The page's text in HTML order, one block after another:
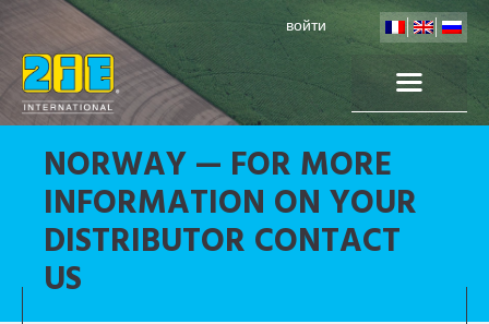
войти
NORWAY — FOR MORE
INFORMATION ON YOUR
DISTRIBUTOR CONTACT
US